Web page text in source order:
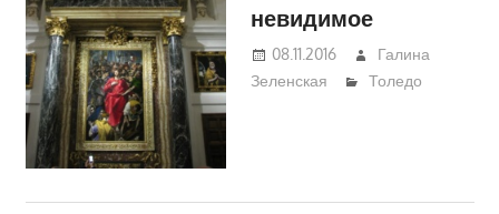
невидимое
08.11.2016
Галина
Зеленская
Толедо